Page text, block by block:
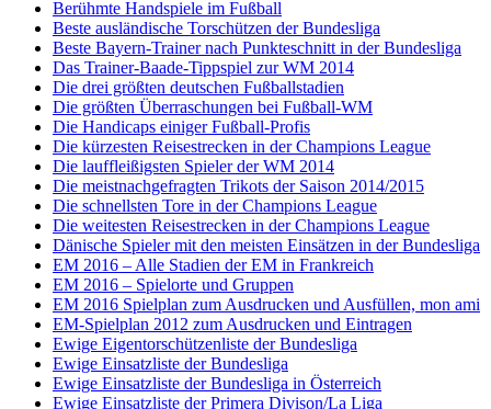
Berühmte Handspiele im Fußball
Beste ausländische Torschützen der Bundesliga
Beste Bayern-Trainer nach Punkteschnitt in der Bundesliga
Das Trainer-Baade-Tippspiel zur WM 2014
Die drei größten deutschen Fußballstadien
Die größten Überraschungen bei Fußball-WM
Die Handicaps einiger Fußball-Profis
Die kürzesten Reisestrecken in der Champions League
Die lauffleißigsten Spieler der WM 2014
Die meistnachgefragten Trikots der Saison 2014/2015
Die schnellsten Tore in der Champions League
Die weitesten Reisestrecken in der Champions League
Dänische Spieler mit den meisten Einsätzen in der Bundesliga
EM 2016 – Alle Stadien der EM in Frankreich
EM 2016 – Spielorte und Gruppen
EM 2016 Spielplan zum Ausdrucken und Ausfüllen, mon ami
EM-Spielplan 2012 zum Ausdrucken und Eintragen
Ewige Eigentorschützenliste der Bundesliga
Ewige Einsatzliste der Bundesliga
Ewige Einsatzliste der Bundesliga in Österreich
Ewige Einsatzliste der Primera Divison/La Liga